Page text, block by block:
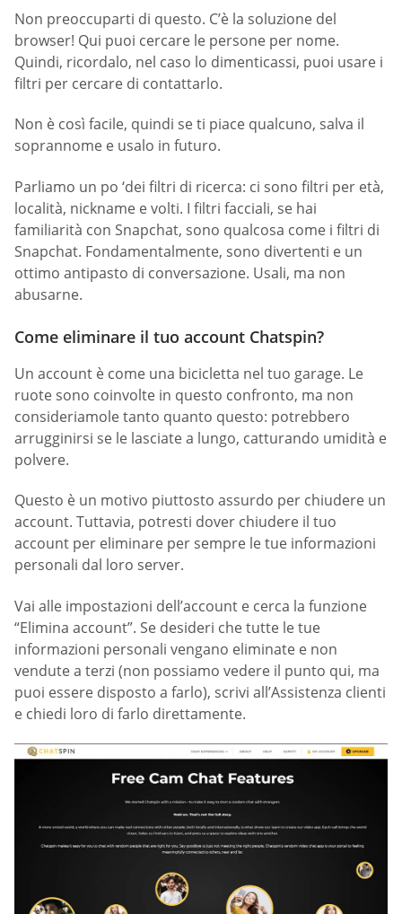
Non preoccuparti di questo. C’è la soluzione del
browser! Qui puoi cercare le persone per nome.
Quindi, ricordalo, nel caso lo dimenticassi, puoi usare i
filtri per cercare di contattarlo.
Non è così facile, quindi se ti piace qualcuno, salva il
soprannome e usalo in futuro.
Parliamo un po ‘dei filtri di ricerca: ci sono filtri per età,
località, nickname e volti. I filtri facciali, se hai
familiarità con Snapchat, sono qualcosa come i filtri di
Snapchat. Fondamentalmente, sono divertenti e un
ottimo antipasto di conversazione. Usali, ma non
abusarne.
Come eliminare il tuo account Chatspin?
Un account è come una bicicletta nel tuo garage. Le
ruote sono coinvolte in questo confronto, ma non
consideriamole tanto quanto questo: potrebbero
arrugginirsi se le lasciate a lungo, catturando umidità e
polvere.
Questo è un motivo piuttosto assurdo per chiudere un
account. Tuttavia, potresti dover chiudere il tuo
account per eliminare per sempre le tue informazioni
personali dal loro server.
Vai alle impostazioni dell’account e cerca la funzione
“Elimina account”. Se desideri che tutte le tue
informazioni personali vengano eliminate e non
vendute a terzi (non possiamo vedere il punto qui, ma
puoi essere disposto a farlo), scrivi all’Assistenza clienti
e chiedi loro di farlo direttamente.